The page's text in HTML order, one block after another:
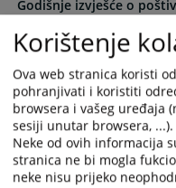
calendar
select
a
date.
Press
the
question
mark
a
the
21.01.2026.
Godišnje izvješće o
22.07.2025.
POLUGODIŠNJE IZVJEŠĆE
PREDVIDIVIH ROKOVA
-30.06.2025. godine
Polugodišnje Izvješće o
Korištenje
Ova web stranica koristi
pohranjivati i koristiti
browsera i vašeg uređaja
sesiji unutar browsera, ...).
Neke od ovih informacija
stranica ne bi mogla
neke nisu prijeko